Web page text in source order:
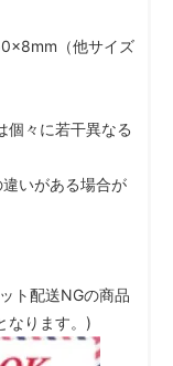
（他サイズ
個々に若干異なる
いがある場合が
ト配送NGの商品
なります。)